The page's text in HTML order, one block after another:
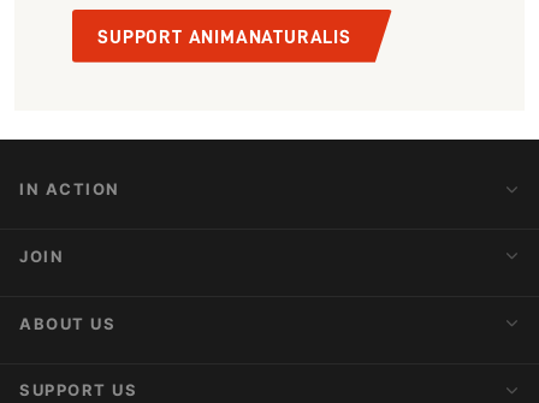
SUPPORT ANIMANATURALIS
IN ACTION
Action Alerts
JOIN
ABOUT US
About AnimaNaturalis
SUPPORT US